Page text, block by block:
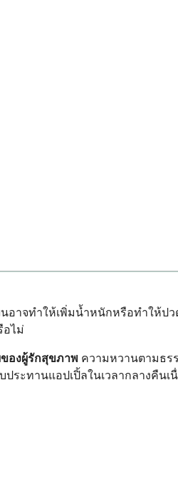
อาจทำให้เพิ่มน้ำหนักหรือทำให้ป
อไม่
องผู้รักสุขภาพ ความหวานตามธร
ะทานแอปเปิ้ลในเวลากลางคืนเ